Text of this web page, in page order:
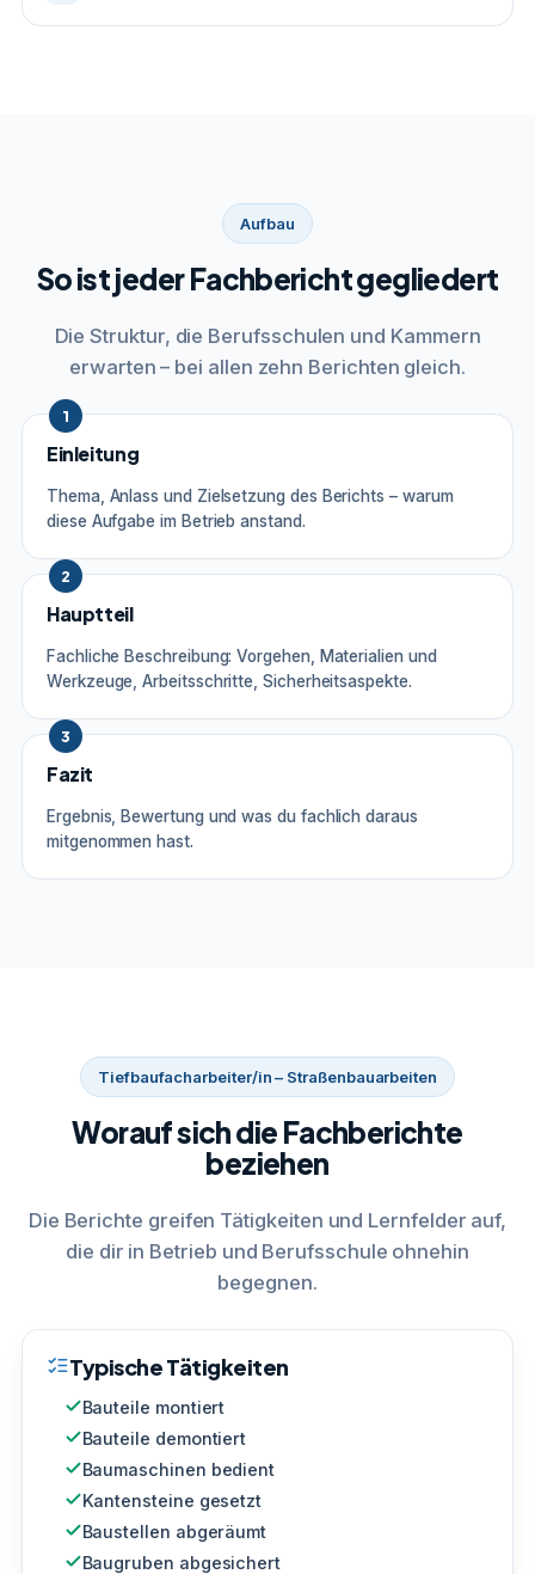
Aufbau
So ist jeder Fachbericht gegliedert
Die Struktur, die Berufsschulen und Kammern
erwarten – bei allen zehn Berichten gleich.
1
Einleitung
Thema, Anlass und Zielsetzung des Berichts – warum
diese Aufgabe im Betrieb anstand.
2
Hauptteil
Fachliche Beschreibung: Vorgehen, Materialien und
Werkzeuge, Arbeitsschritte, Sicherheitsaspekte.
3
Fazit
Ergebnis, Bewertung und was du fachlich daraus
mitgenommen hast.
Tiefbaufacharbeiter/in – Straßenbauarbeiten
Worauf sich die Fachberichte
beziehen
Die Berichte greifen Tätigkeiten und Lernfelder auf,
die dir in Betrieb und Berufsschule ohnehin
begegnen.
Typische Tätigkeiten
Bauteile montiert
Bauteile demontiert
Baumaschinen bedient
Kantensteine gesetzt
Baustellen abgeräumt
Baugruben abgesichert